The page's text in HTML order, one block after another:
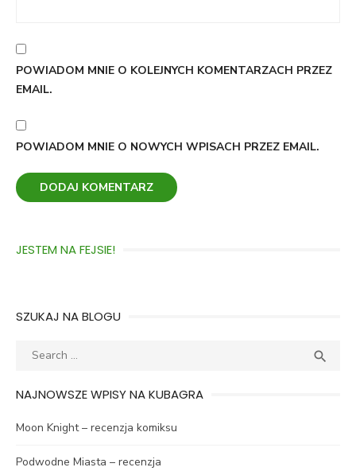
POWIADOM MNIE O KOLEJNYCH KOMENTARZACH PRZEZ
EMAIL.
POWIADOM MNIE O NOWYCH WPISACH PRZEZ EMAIL.
JESTEM NA FEJSIE!
SZUKAJ NA BLOGU
Search

NAJNOWSZE WPISY NA KUBAGRA
Moon Knight – recenzja komiksu
Podwodne Miasta – recenzja